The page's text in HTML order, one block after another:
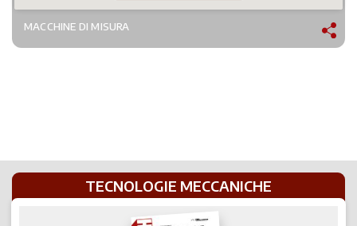
MACCHINE DI MISURA
TECNOLOGIE MECCANICHE